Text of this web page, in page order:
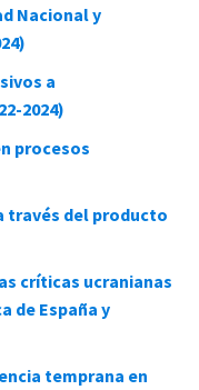
Nacional y
a
2024)
procesos
través del producto
críticas ucranianas
de España y
temprana en